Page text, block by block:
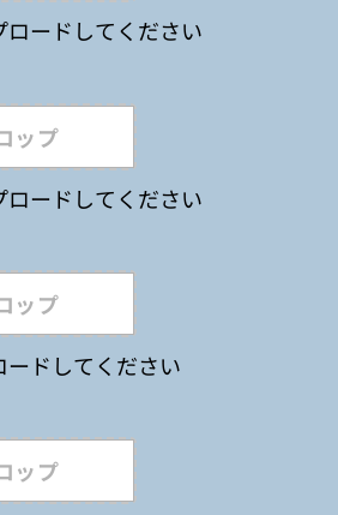
ードしてください
ップ
ードしてください
ップ
ドしてください
ップ